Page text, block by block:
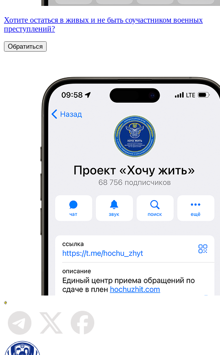
Хотите остаться в живых и не быть соучастником военных
преступлений?
Обратиться